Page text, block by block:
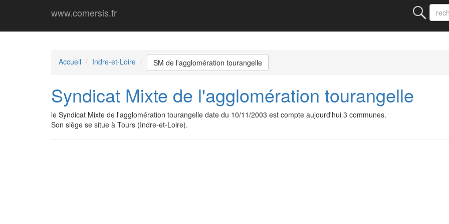
www.comersis.fr
Accueil Indre-et-Loire SM de l'agglomération tourangelle
Syndicat Mixte de l'agglomération tourangelle
le Syndicat Mixte de l'agglomération tourangelle date du 10/11/2003 est compte aujourd'hui 3 communes.
Son siège se situe à Tours (Indre-et-Loire).